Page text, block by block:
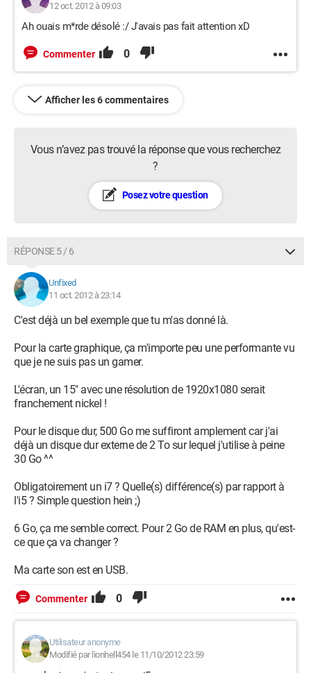
12 oct. 2012 à 09:03
Ah ouais m*rde désolé :/ J'avais pas fait attention xD
Commenter 0
Afficher les 6 commentaires
Vous n’avez pas trouvé la réponse que vous recherchez
?
Posez votre question
RÉPONSE 5 / 6
Unfixed
11 oct. 2012 à 23:14
C'est déjà un bel exemple que tu m'as donné là.
Pour la carte graphique, ça m'importe peu une performante vu
que je ne suis pas un gamer.
L'écran, un 15" avec une résolution de 1920x1080 serait
franchement nickel !
Pour le disque dur, 500 Go me suffiront amplement car j'ai
déjà un disque dur externe de 2 To sur lequel j'utilise à peine
30 Go ^^
Obligatoirement un i7 ? Quelle(s) différence(s) par rapport à
l'i5 ? Simple question hein ;)
6 Go, ça me semble correct. Pour 2 Go de RAM en plus, qu'est-
ce que ça va changer ?
Ma carte son est en USB.
Commenter 0
Utilisateur anonyme
Modifié par lionhell454 le 11/10/2012 23:59